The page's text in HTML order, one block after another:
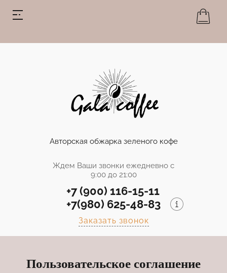
Авторская обжарка зеленого кофе
Ждем Ваши звонки ежедневно с
9:00 до 21:00
+7 (900) 116-15-11
+7(980) 625-48-83
Заказать звонок
Пользовательское соглашение